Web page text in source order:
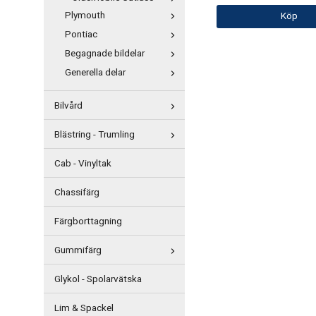
Plymouth
Pontiac
Begagnade bildelar
Generella delar
Bilvård
Blästring - Trumling
Cab - Vinyltak
Chassifärg
Färgborttagning
Gummifärg
Glykol - Spolarvätska
Lim & Spackel
Köp